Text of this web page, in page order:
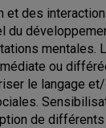
des
mentales.
ou
le langage
de